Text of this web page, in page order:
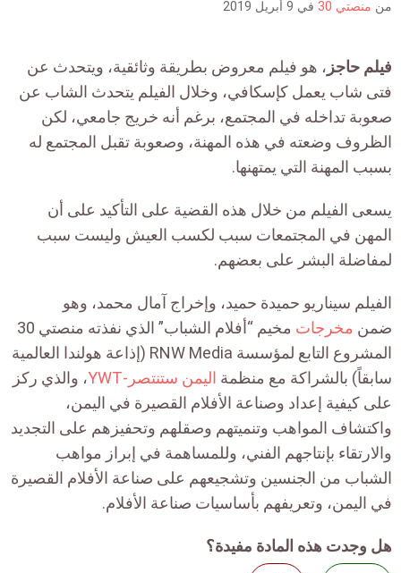
من منصتي 30 في 9 أبريل 2019
فيلم حاجز ، هو فيلم معروض بطريقة وثائقية، ويتحدث عن
فتى شاب يعمل كإسكافي، وخلال الفيلم يتحدث الشاب عن
صعوبة تداخله في المجتمع، برغم أنه خريج جامعي، لكن
الظروف وضعته في هذه المهنة، وصعوبة تقبل المجتمع له
بسبب المهنة التي يمتهنها.
يسعى الفيلم من خلال هذه القضية على التأكيد على أن
المهن في المجتمعات سبب لكسب العيش وليست سبب
لمفاضلة البشر على بعضهم.
الفيلم سيناريو حميدة حميد، وإخراج آمال محمد، وهو
ضمن مخرجات
مخيم “أفلام الشباب” الذي نفذته منصتي 30
المشروع التابع لمؤسسة RNW Media (إذاعة هولندا العالمية
سابقاً) بالشراكة مع منظمة اليمن ستنتصر-YWT
، والذي ركز
على كيفية إعداد وصناعة الأفلام القصيرة في اليمن،
واكتشاف المواهب وتنميتهم وصقلهم وتحفيزهم على التجديد
والارتقاء بإنتاجهم الفني، وللمساهمة في إبراز مواهب
الشباب من الجنسين وتشجيعهم على صناعة الأفلام القصيرة
في اليمن، وتعريفهم بأساسيات صناعة الأفلام.
هل وجدت هذه المادة مفيدة؟